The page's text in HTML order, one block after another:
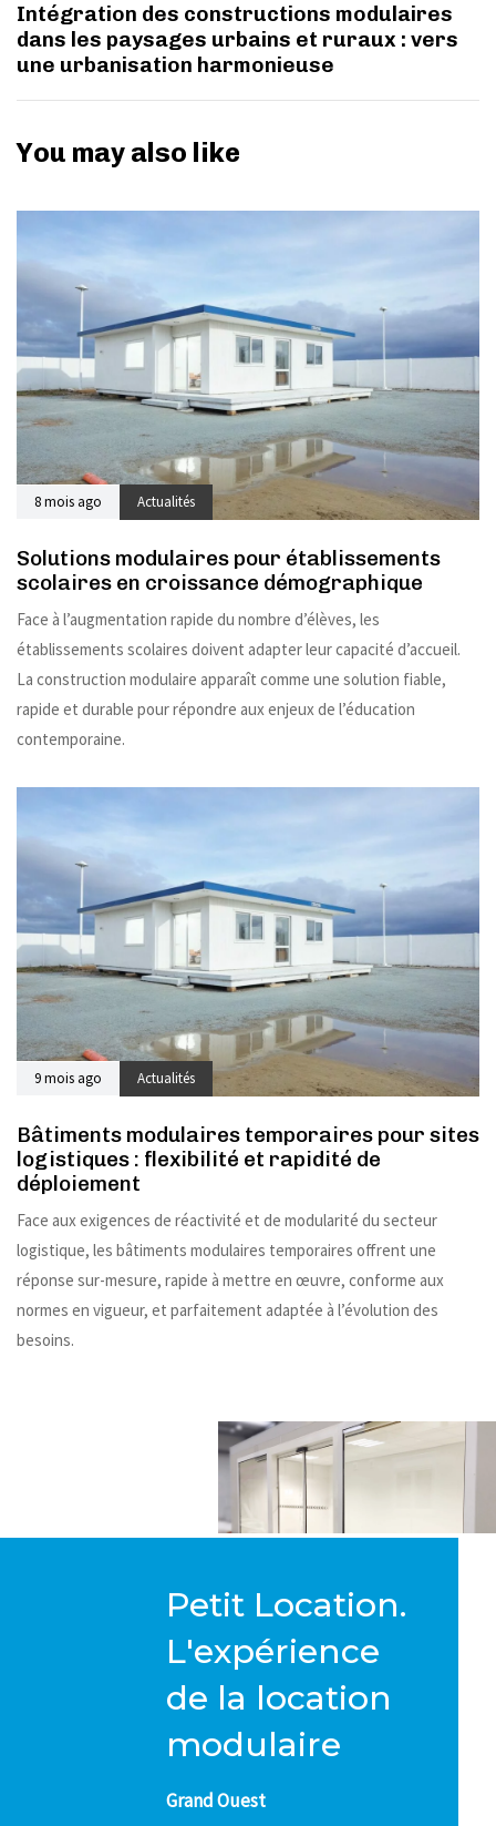
Intégration des constructions modulaires
dans les paysages urbains et ruraux : vers
une urbanisation harmonieuse
You may also like
8 mois ago Actualités
Solutions modulaires pour établissements
scolaires en croissance démographique
Face à l’augmentation rapide du nombre d’élèves, les
établissements scolaires doivent adapter leur capacité d’accueil.
La construction modulaire apparaît comme une solution fiable,
rapide et durable pour répondre aux enjeux de l’éducation
contemporaine.
9 mois ago Actualités
Bâtiments modulaires temporaires pour sites
logistiques : flexibilité et rapidité de
déploiement
Face aux exigences de réactivité et de modularité du secteur
logistique, les bâtiments modulaires temporaires offrent une
réponse sur-mesure, rapide à mettre en œuvre, conforme aux
normes en vigueur, et parfaitement adaptée à l’évolution des
besoins.
Petit Location.
L'expérience
de la location
modulaire
Grand Ouest